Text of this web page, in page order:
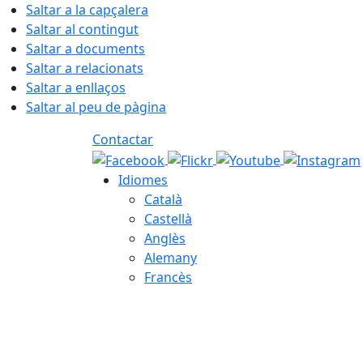
Saltar a la capçalera
Saltar al contingut
Saltar a documents
Saltar a relacionats
Saltar a enllaços
Saltar al peu de pàgina
Contactar
Idiomes
Català
Castellà
Anglès
Alemany
Francès